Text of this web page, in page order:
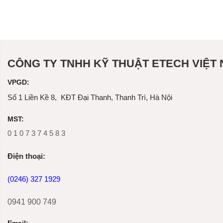
CÔNG TY TNHH KỸ THUẬT ETECH VIỆT
VPGD:
Số 1 Liền Kề 8, KĐT Đại Thanh, Thanh Trì, Hà Nội
MST:
0 1 0 7 3 7 4 5 8 3
Ðiện thoại:
(0246) 327 1929
0941 900 749